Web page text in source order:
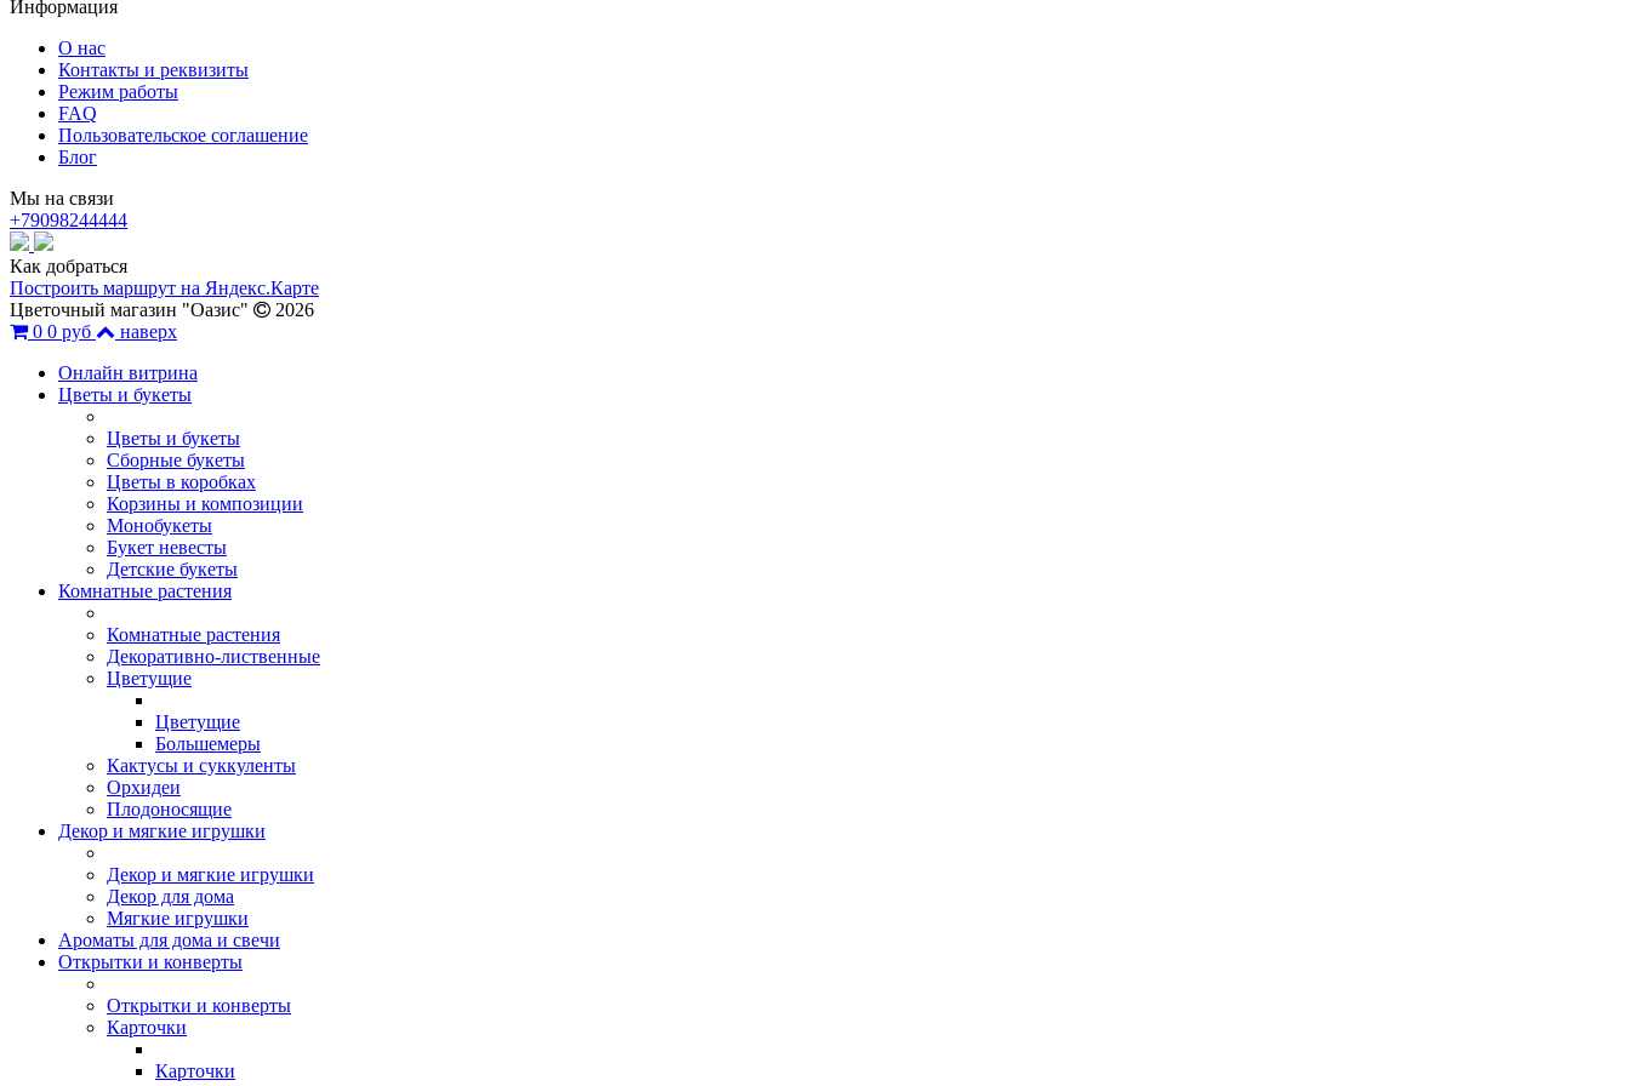
Информация
О нас
Контакты и реквизиты
Режим работы
FAQ
Пользовательское соглашение
Блог
Мы на связи
+79098244444
Как добраться
Построить маршрут на Яндекс.Карте
Цветочный магазин "Оазис"
2026
0 0 руб
наверх
Онлайн витрина
Цветы и букеты
Цветы и букеты
Сборные букеты
Цветы в коробках
Корзины и композиции
Монобукеты
Букет невесты
Детские букеты
Комнатные растения
Комнатные растения
Декоративно-лиственные
Цветущие
Цветущие
Большемеры
Кактусы и суккуленты
Орхидеи
Плодоносящие
Декор и мягкие игрушки
Декор и мягкие игрушки
Декор для дома
Мягкие игрушки
Ароматы для дома и свечи
Открытки и конверты
Открытки и конверты
Карточки
Карточки